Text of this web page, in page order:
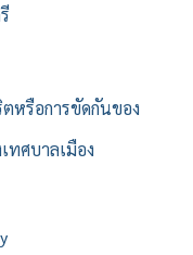
ตหรือการขัดกันของ
ทศบาลเมือง